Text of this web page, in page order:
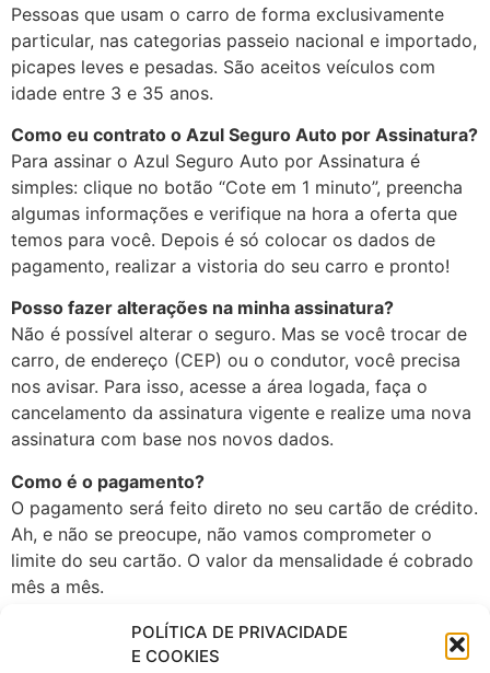
POLÍTICA DE PRIVACIDADE
E COOKIES
Pessoas que usam o carro de forma exclusivamente
particular, nas categorias passeio nacional e importado,
picapes leves e pesadas. São aceitos veículos com
idade entre 3 e 35 anos.
Como eu contrato o Azul Seguro Auto por Assinatura?
Para assinar o Azul Seguro Auto por Assinatura é
simples: clique no botão “Cote em 1 minuto”, preencha
algumas informações e verifique na hora a oferta que
temos para você. Depois é só colocar os dados de
pagamento, realizar a vistoria do seu carro e pronto!
Posso fazer alterações na minha assinatura?
Não é possível alterar o seguro. Mas se você trocar de
carro, de endereço (CEP) ou o condutor, você precisa
nos avisar. Para isso, acesse a área logada, faça o
cancelamento da assinatura vigente e realize uma nova
assinatura com base nos novos dados.
Como é o pagamento?
O pagamento será feito direto no seu cartão de crédito.
Ah, e não se preocupe, não vamos comprometer o
limite do seu cartão. O valor da mensalidade é cobrado
mês a mês.
Como cancelar a minha assinatura? Posso cancelar a
qualquer momento?